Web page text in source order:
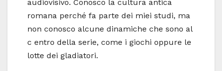
audiovisivo. Conosco la cultura antica
romana perché fa parte dei miei studi, ma
non conosco alcune dinamiche che sono al
c entro della serie, come i giochi oppure le
lotte dei gladiatori.